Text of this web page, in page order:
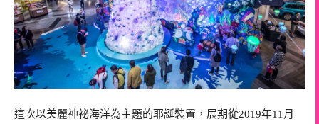
這次以美麗神祕海洋為主題的耶誕裝置，展期從2019年11月